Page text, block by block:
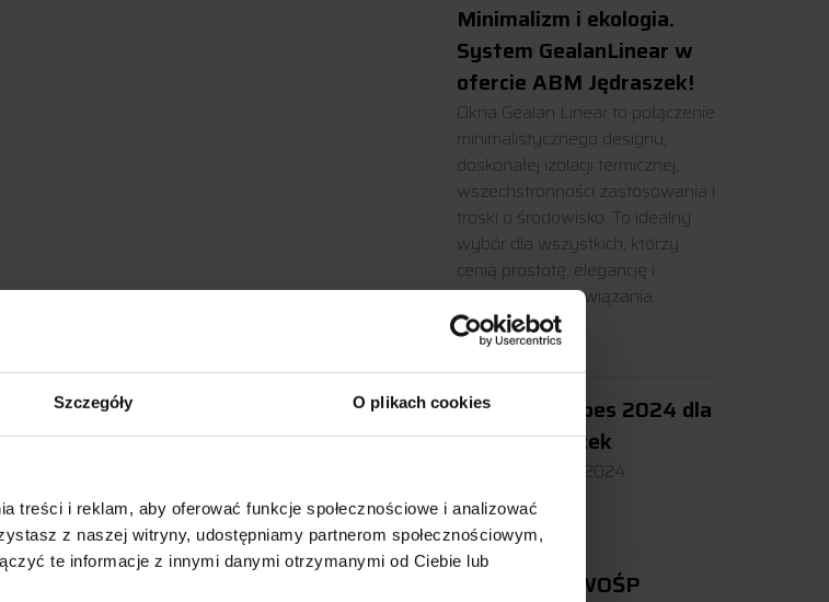
Szczegóły O plikach cookies
treści i reklam, aby oferować funkcje społecznościowe i analizować
z naszej witryny, udostępniamy partnerom społecznościowym,
te informacje z innymi danymi otrzymanymi od Ciebie lub
Minimalizm i ekologia.
System GealanLinear w
ofercie ABM Jędraszek!
Okna Gealan Linear to połączenie
minimalistycznego designu,
doskonałej izolacji termicznej,
wszechstronności zastosowania i
troski o środowisko. To idealny
wybór dla wszystkich, którzy
cenią prostotę, elegancję i
nowoczesne rozwiązania.
Czytaj dalej
Diament Forbes 2024 dla
ABM Jędraszek
Diament Forbes 2024
Czytaj dalej
Wspieramy WOŚP